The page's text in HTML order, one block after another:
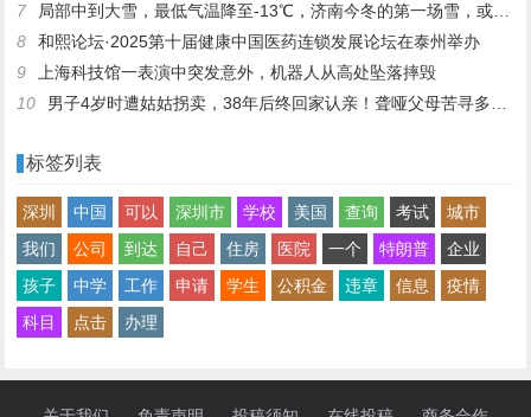
7
局部中到大雪，最低气温降至-13℃，济南今冬的第一场雪，或跟去年同一时间！
8
和熙论坛·2025第十届健康中国医药连锁发展论坛在泰州举办
9
上海科技馆一表演中突发意外，机器人从高处坠落摔毁
10
男子4岁时遭姑姑拐卖，38年后终回家认亲！聋哑父母苦寻多年，母亲已抱憾离世丨红星寻人
标签列表
深圳 中国 可以 深圳市 学校 美国 查询 考试
城市
我们
公司 到达 自己 住房 医院 一个 特朗普
企业
孩子
中学 工作 申请 学生 公积金 违章 信息
疫情
科目
点击 办理